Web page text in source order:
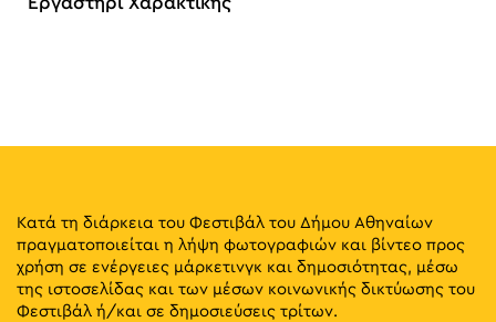
Εργαστήρι Χαρακτικής
Κατά τη διάρκεια του Φεστιβάλ του Δήμου Αθηναίων
πραγματοποιείται η λήψη φωτογραφιών και βίντεο προς
χρήση σε ενέργειες μάρκετινγκ και δημοσιότητας, μέσω
της ιστοσελίδας και των μέσων κοινωνικής δικτύωσης του
Φεστιβάλ ή/και σε δημοσιεύσεις τρίτων.